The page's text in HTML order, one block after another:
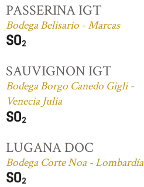
PASSERINA IGT
Bodega Belisario - Marcas
SAUVIGNON IGT
Bodega Borgo Canedo Gigli -
Venecia Julia
LUGANA DOC
Bodega Corte Noa - Lombardía